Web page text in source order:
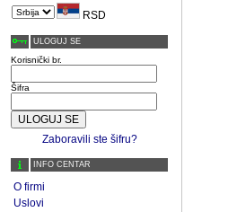
RSD
ULOGUJ SE
Korisnički br.
Šifra
Zaboravili ste šifru?
INFO CENTAR
O firmi
Uslovi